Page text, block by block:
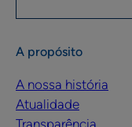
A propósito
A nossa história
Atualidade
Transparência